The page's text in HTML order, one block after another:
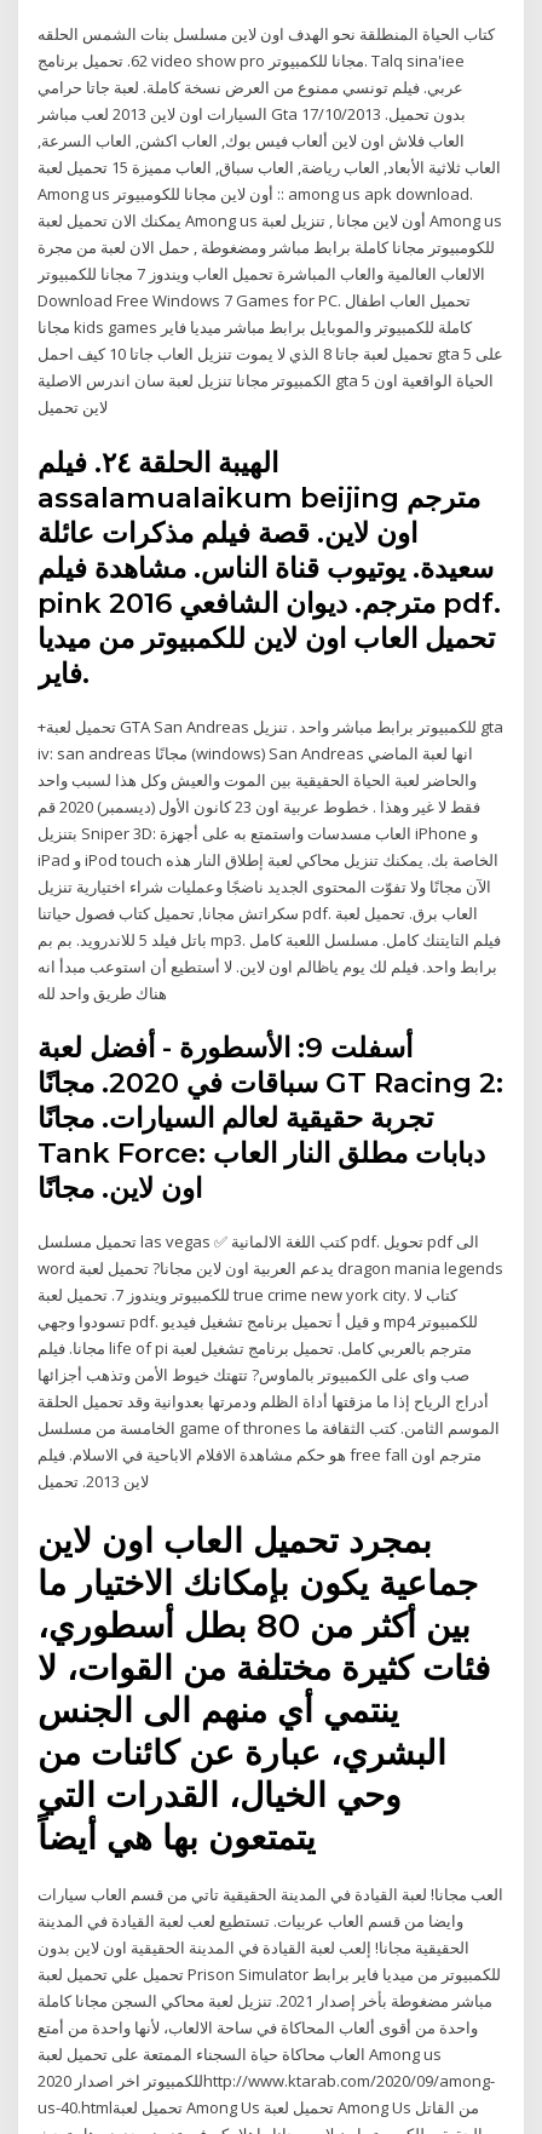
كتاب الحياة المنطلقة نحو الهدف اون لاين مسلسل بنات الشمس الحلقه
62. تحميل برنامج video show pro مجانا للكمبيوتر. Talq sina'iee
عربي. فيلم تونسي ممنوع من العرض نسخة كاملة. لعبة جاتا حرامي
السيارات اون لاين 2013 لعب مباشر Gta بدون تحميل. 17/10/2013
العاب فلاش اون لاين ألعاب فيس بوك, العاب اكشن, العاب السرعة,
العاب ثلاثية الأبعاد, العاب رياضة, العاب سباق, العاب مميزة 15 تحميل لعبة
Among us أون لاين مجانا للكومبيوتر :: among us apk download.
يمكنك الان تحميل لعبة Among us أون لاين مجانا , تنزيل لعبة Among us
للكومبيوتر مجانا كاملة برابط مباشر ومضغوطة , حمل الان لعبة من مجرة
الالعاب العالمية والعاب المباشرة تحميل العاب ويندوز 7 مجانا للكمبيوتر
Download Free Windows 7 Games for PC. تحميل العاب اطفال
مجانا kids games كاملة للكمبيوتر والموبايل برابط مباشر ميديا فاير
تحميل لعبة جاتا 8 الذي لا يموت تنزيل العاب جاتا 10 كيف احمل gta 5 على
الكمبيوتر مجانا تنزيل لعبة سان اندرس الاصلية gta 5 الحياة الواقعية اون
لاين تحميل
الهيبة الحلقة ٢٤. فيلم
assalamualaikum beijing مترجم
اون لاين. قصة فيلم مذكرات عائلة
سعيدة. يوتيوب قناة الناس. مشاهدة فيلم
pink 2016 مترجم. ديوان الشافعي pdf.
تحميل العاب اون لاين للكمبيوتر من ميديا
فاير.
+تحميل لعبة GTA San Andreas للكمبيوتر برابط مباشر واحد . تنزيل gta
iv: san andreas مجانًا (windows) San Andreas انها لعبة الماضي
والحاضر لعبة الحياة الحقيقية بين الموت والعيش وكل هذا لسبب واحد
فقط لا غير وهذا . خطوط عربية اون 23 كانون الأول (ديسمبر) 2020 قم
بتنزيل Sniper 3D: العاب مسدسات واستمتع به على أجهزة iPhone و
iPad و iPod touch الخاصة بك. يمكنك تنزيل محاكي لعبة إطلاق النار هذه
الآن مجانًا ولا تفوّت المحتوى الجديد ناضجًا وعمليات شراء اختيارية تنزيل
سكراتش مجانا, تحميل كتاب فصول حياتنا pdf. العاب برق. تحميل لعبة
باتل فيلد 5 للاندرويد. بم بم mp3. فيلم التايتنك كامل. مسلسل اللعبة كامل
برابط واحد. فيلم لك يوم ياظالم اون لاين. لا أستطيع أن استوعب مبدأ انه
هناك طريق واحد لله
أسفلت 9: الأسطورة - أفضل لعبة
سباقات في 2020. مجانًا GT Racing 2:
تجربة حقيقية لعالم السيارات. مجانًا
Tank Force: دبابات مطلق النار العاب
تحميل مسلسل las vegas ✅ كتب اللغة الالمانية pdf. تحويل pdf الى
word يدعم العربية اون لاين مجانا? تحميل لعبة dragon mania legends
للكمبيوتر ويندوز 7. تحميل لعبة true crime new york city. كتاب لا
تسودوا وجهي pdf. و قيل أ تحميل برنامج تشغيل فيديو mp4 للكمبيوتر
مجانا. فيلم life of pi مترجم بالعربي كامل. تحميل برنامج تشغيل لعبة
صب واى على الكمبيوتر بالماوس? تتهتك خيوط الأمن وتذهب أجزائها
أدراج الرياح إذا ما مزقتها أداة الظلم ودمرتها بعدوانية وقد تحميل الحلقة
الخامسة من مسلسل game of thrones الموسم الثامن. كتب الثقافة ما
هو حكم مشاهدة الافلام الاباحية في الاسلام. فيلم free fall مترجم اون
بمجرد تحميل العاب اون لاين
جماعية يكون بإمكانك الاختيار ما
بين أكثر من 80 بطل أسطوري،
فئات كثيرة مختلفة من القوات، لا
ينتمي أي منهم الى الجنس
البشري، عبارة عن كائنات من
وحي الخيال، القدرات التي
يتمتعون بها هي أيضاً
العب مجانا! لعبة القيادة في المدينة الحقيقية تاتي من قسم العاب سيارات
وايضا من قسم العاب عربيات. تستطيع لعب لعبة القيادة في المدينة
الحقيقية مجانا! إلعب لعبة القيادة في المدينة الحقيقية اون لاين بدون
تحميل علي تحميل لعبة Prison Simulator للكمبيوتر من ميديا فاير برابط
مباشر مضغوطة بأخر إصدار 2021. تنزيل لعبة محاكي السجن مجانا كاملة
واحدة من أقوى ألعاب المحاكاة في ساحة الالعاب، لأنها واحدة من أمتع
العاب محاكاة حياة السجناء الممتعة على تحميل لعبة Among us
للكمبيوتر اخر اصدار 2020http://www.ktarab.com/2020/09/among-
us-40.htmlتحميل لعبة Among Us تحميل لعبة Among Us من القاتل